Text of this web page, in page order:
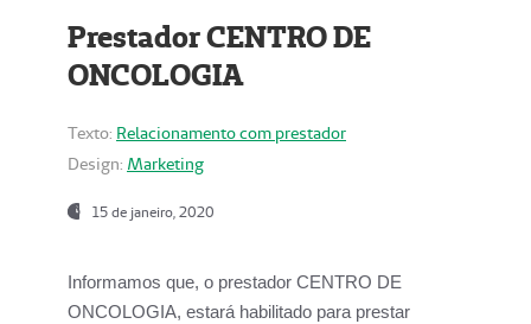
Prestador CENTRO DE
ONCOLOGIA
Texto: Relacionamento com prestador
Design: Marketing
15 de janeiro, 2020
Informamos que, o prestador CENTRO DE
ONCOLOGIA, estará habilitado para prestar